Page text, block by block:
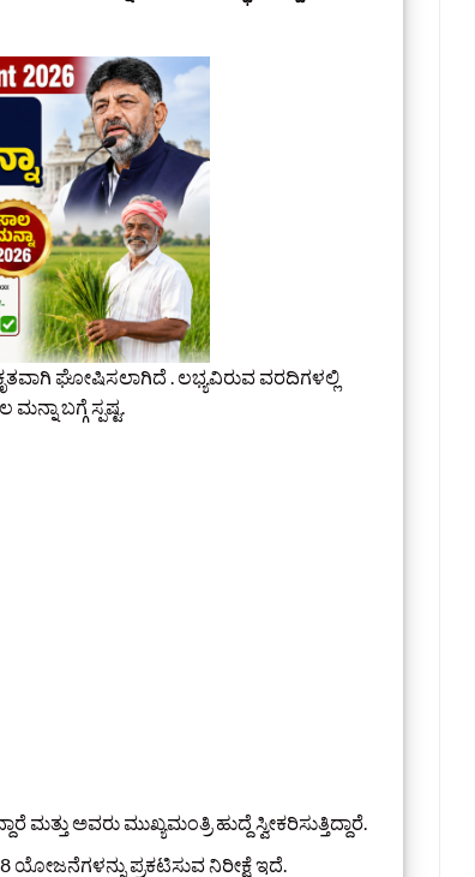
ಘೋಷಿಸಲಾಗಿದೆ . ಲಭ್ಯವಿರುವ ವರದಿಗಳಲ್ಲಿ
ಬಗ್ಗೆ ಸ್ಪಷ್ಟ.
ಅವರು ಮುಖ್ಯಮಂತ್ರಿ ಹುದ್ದೆ ಸ್ವೀಕರಿಸುತ್ತಿದ್ದಾರೆ.
ಯೋಜನೆಗಳನ್ನು ಪ್ರಕಟಿಸುವ ನಿರೀಕ್ಷೆ ಇದೆ.